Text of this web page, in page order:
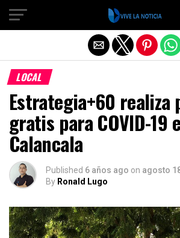
LOCAL
Estrategia+60 realiza
gratis para COVID-19
Calancala
Published 6 años ago on agosto
By Ronald Lugo
Salir de la versión